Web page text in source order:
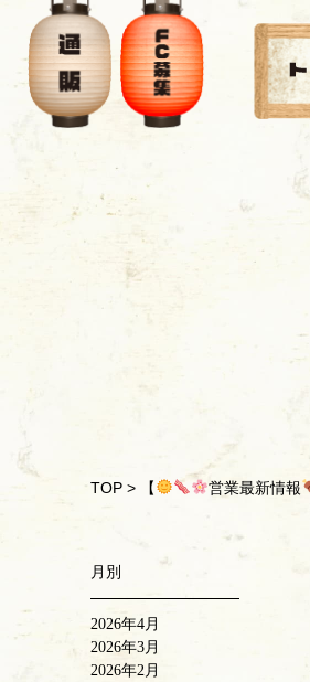
TOP > 【 営業最新情報
月別
2026年4月
2026年3月
2026年2月